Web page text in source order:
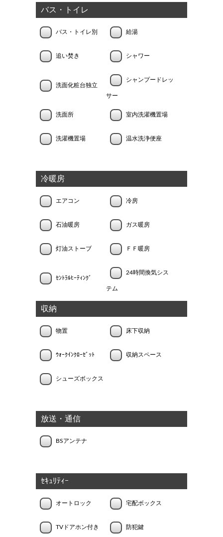
バス・トイレ
バス・トイレ別 給湯
追い焚き シャワー
洗面化粧台独立
シャンプードレッ
サー
洗面所 室内洗濯機置場
洗濯機置場 温水洗浄便座
冷暖房
エアコン 冷房
石油暖房 ガス暖房
灯油ストーブ ＦＦ暖房
ｾﾝﾄﾗﾙﾋｰﾃｨﾝｸﾞ
24時間換気シス
テム
収納
物置 床下収納
ｳｫｰｸｲﾝｸﾛｰｾﾞｯﾄ 収納スペース
シューズボックス
放送・通信
BSアンテナ
ｾｷｭﾘﾃｨｰ
オートロック 宅配ボックス
TVドアホン付き 防犯鍵